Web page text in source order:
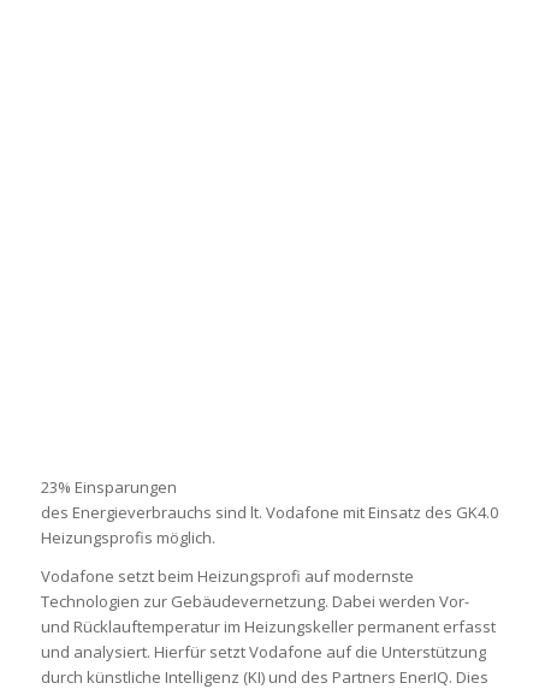
23% Einsparungen
des Energieverbrauchs sind lt. Vodafone mit Einsatz des GK4.0
Heizungsprofis möglich.
Vodafone setzt beim Heizungsprofi auf modernste
Technologien zur Gebäudevernetzung. Dabei werden Vor-
und Rücklauftemperatur im Heizungskeller permanent erfasst
und analysiert. Hierfür setzt Vodafone auf die Unterstützung
durch künstliche Intelligenz (KI) und des Partners EnerIQ. Dies